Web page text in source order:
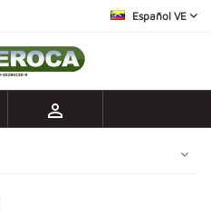
Español VE
